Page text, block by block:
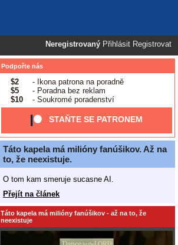
Neregistrovaný Přihlásit Registrovat
Podpořte nás
$2
- Ikona patrona na poradně
$5
- Poradna bez reklam
$10
- Soukromé poradenství
STAŇTE SE PATRONEM
Táto kapela má milióny fanúšikov. Až na
to, že neexistuje.
O tom kam smeruje sucasne AI.
Přejít na článek
Táto kapela má milióny fanúšikov - až na to, že
neexistuje